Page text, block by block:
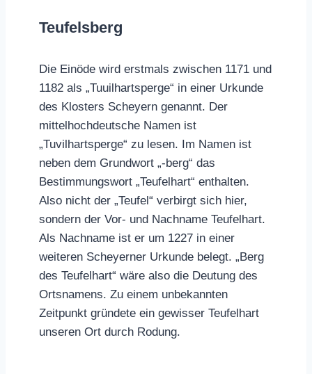
Teufelsberg
Die Einöde wird erstmals zwischen 1171 und
1182 als „Tuuilhartsperge“ in einer Urkunde
des Klosters Scheyern genannt. Der
mittelhochdeutsche Namen ist
„Tuvilhartsperge“ zu lesen. Im Namen ist
neben dem Grundwort „-berg“ das
Bestimmungswort „Teufelhart“ enthalten.
Also nicht der „Teufel“ verbirgt sich hier,
sondern der Vor- und Nachname Teufelhart.
Als Nachname ist er um 1227 in einer
weiteren Scheyerner Urkunde belegt. „Berg
des Teufelhart“ wäre also die Deutung des
Ortsnamens. Zu einem unbekannten
Zeitpunkt gründete ein gewisser Teufelhart
unseren Ort durch Rodung.